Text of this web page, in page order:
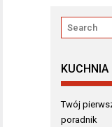
KUCHNIA
Twój
poradnik